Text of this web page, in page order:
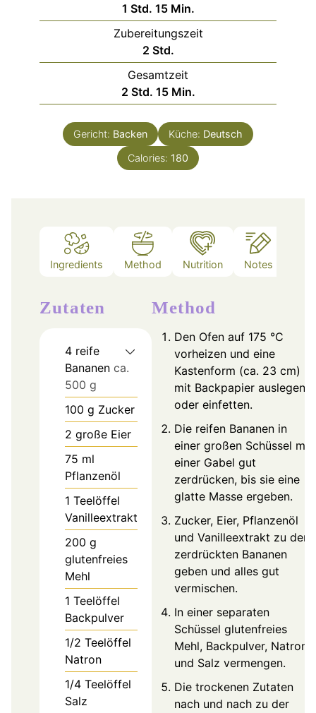
1 Stunde
Std. 15Minuten
Min.
Zubereitungszeit
2Stunden
Std.
Gesamtzeit
2Stunden
Std. 15Minuten
Min.
Gericht: Backen Küche: Deutsch
Calories: 180
Ingredients Method Nutrition Notes
Zutaten
4 reife
Bananen ca.
500 g
100 g Zucker
2 große Eier
75 ml
Pflanzenöl
1 Teelöffel
Vanilleextrakt
200 g
glutenfreies
Mehl
1 Teelöffel
Backpulver
1/2 Teelöffel
Natron
1/4 Teelöffel
Salz
Method
Den Ofen auf 175 °C
vorheizen und eine
Kastenform (ca. 23 cm)
mit Backpapier auslegen
oder einfetten.
Die reifen Bananen in
einer großen Schüssel mit
einer Gabel gut
zerdrücken, bis sie eine
glatte Masse ergeben.
Zucker, Eier, Pflanzenöl
und Vanilleextrakt zu den
zerdrückten Bananen
geben und alles gut
vermischen.
In einer separaten
Schüssel glutenfreies
Mehl, Backpulver, Natron
und Salz vermengen.
Die trockenen Zutaten
nach und nach zu der